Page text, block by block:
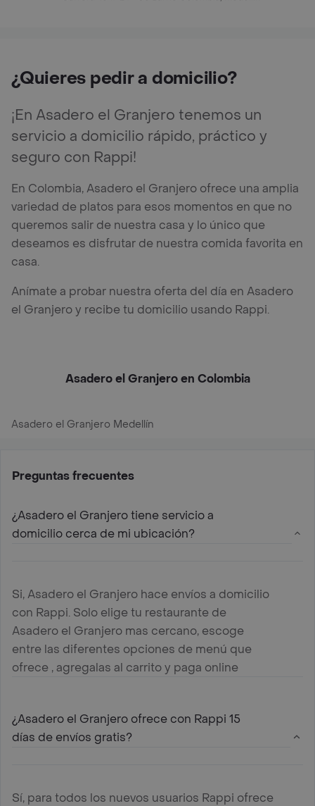
¿Quieres pedir a domicilio?
¡En Asadero el Granjero tenemos un
servicio a domicilio rápido, práctico y
seguro con Rappi!
En Colombia, Asadero el Granjero ofrece una amplia
variedad de platos para esos momentos en que no
queremos salir de nuestra casa y lo único que
deseamos es disfrutar de nuestra comida favorita en
casa.
Anímate a probar nuestra oferta del día en Asadero
el Granjero y recibe tu domicilio usando Rappi.
Asadero el Granjero en Colombia
Asadero el Granjero Medellín
Preguntas frecuentes
¿Asadero el Granjero tiene servicio a
domicilio cerca de mi ubicación?
Si, Asadero el Granjero hace envíos a domicilio
con Rappi. Solo elige tu restaurante de
Asadero el Granjero mas cercano, escoge
entre las diferentes opciones de menú que
ofrece , agregalas al carrito y paga online
¿Asadero el Granjero ofrece con Rappi 15
días de envíos gratis?
Sí, para todos los nuevos usuarios Rappi ofrece